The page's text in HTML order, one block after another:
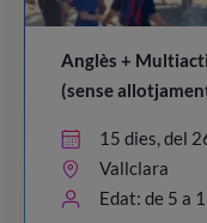
Anglès +
(sense
15 dies, del
Vallclara
Edat: de 5 a